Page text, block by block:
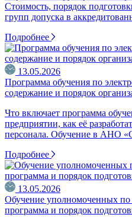
Стоимость, порядок
групп допуска в
Подробнее
13.05.2026
Программа обучения по
содержание и порядок
Что включает программа
предприятии, как её
персонала. Обучение в АНО
Подробнее
13.05.2026
Обучение уполномоченных по
программа и порядок